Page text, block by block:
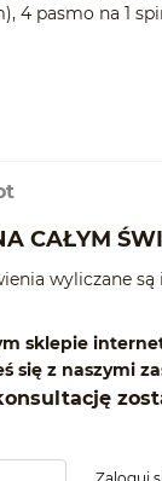
4 pasmo na 1
CAŁYM
wyliczane
sklepie
się z naszymi